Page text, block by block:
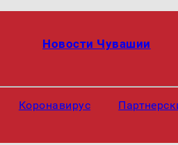
Новости Чувашии
Коронавирус